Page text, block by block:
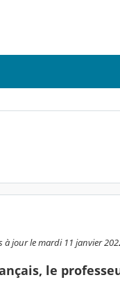
à jour le mardi 11 janvier
le